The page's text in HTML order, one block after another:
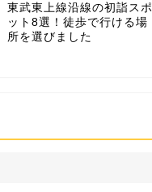
東武東上線沿線の初詣スポ
ット8選！徒歩で行ける場
所を選びました